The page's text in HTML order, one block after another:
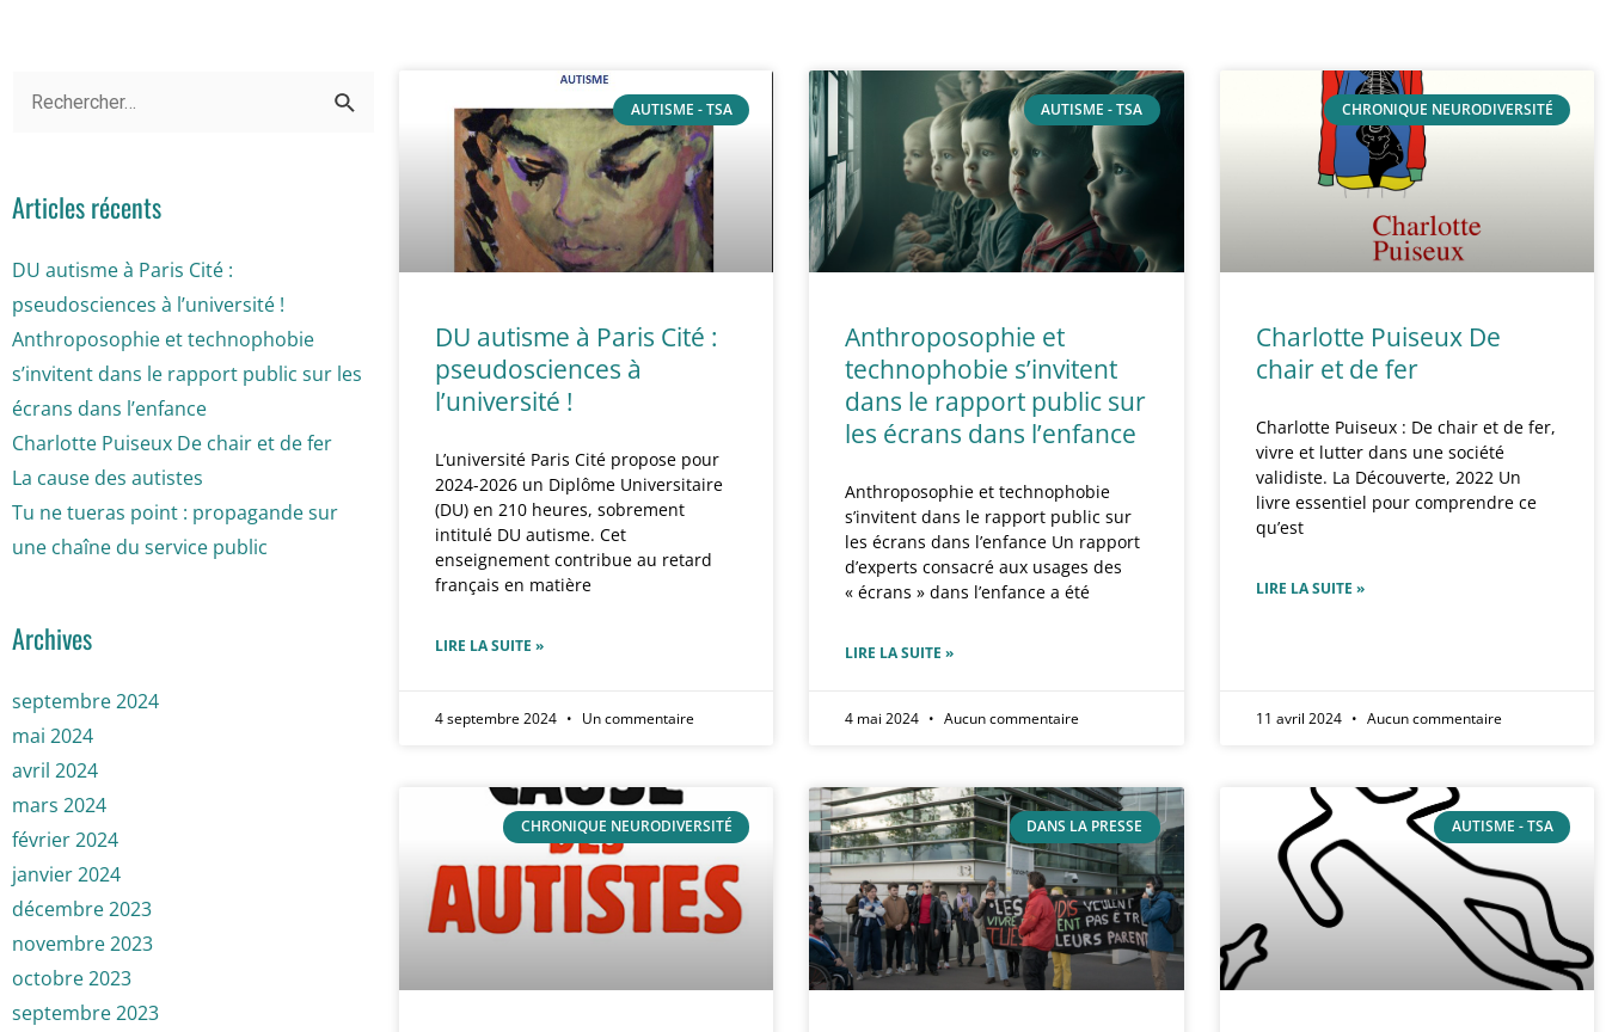
Articles récents
DU autisme à Paris Cité :
pseudosciences à l’université !
Anthroposophie et technophobie
s’invitent dans le rapport public sur les
écrans dans l’enfance
Charlotte Puiseux De chair et de fer
La cause des autistes
Tu ne tueras point : propagande sur
une chaîne du service public
Archives
septembre 2024
mai 2024
avril 2024
mars 2024
février 2024
janvier 2024
décembre 2023
novembre 2023
octobre 2023
septembre 2023
AUTISME - TSA
DU autisme à Paris Cité :
pseudosciences à
l’université !
L’université Paris Cité propose pour
2024-2026 un Diplôme Universitaire
(DU) en 210 heures, sobrement
intitulé DU autisme. Cet
enseignement contribue au retard
français en matière
LIRE LA SUITE »
4 septembre 2024 Un commentaire
AUTISME - TSA
Anthroposophie et
technophobie s’invitent
dans le rapport public sur
les écrans dans l’enfance
Anthroposophie et technophobie
s’invitent dans le rapport public sur
les écrans dans l’enfance Un rapport
d’experts consacré aux usages des
« écrans » dans l’enfance a été
LIRE LA SUITE »
4 mai 2024 Aucun commentaire
CHRONIQUE NEURODIVERSITÉ
Charlotte Puiseux De
chair et de fer
Charlotte Puiseux : De chair et de fer,
vivre et lutter dans une société
validiste. La Découverte, 2022 Un
livre essentiel pour comprendre ce
qu’est
LIRE LA SUITE »
11 avril 2024 Aucun commentaire
CHRONIQUE NEURODIVERSITÉ DANS LA PRESSE AUTISME - TSA